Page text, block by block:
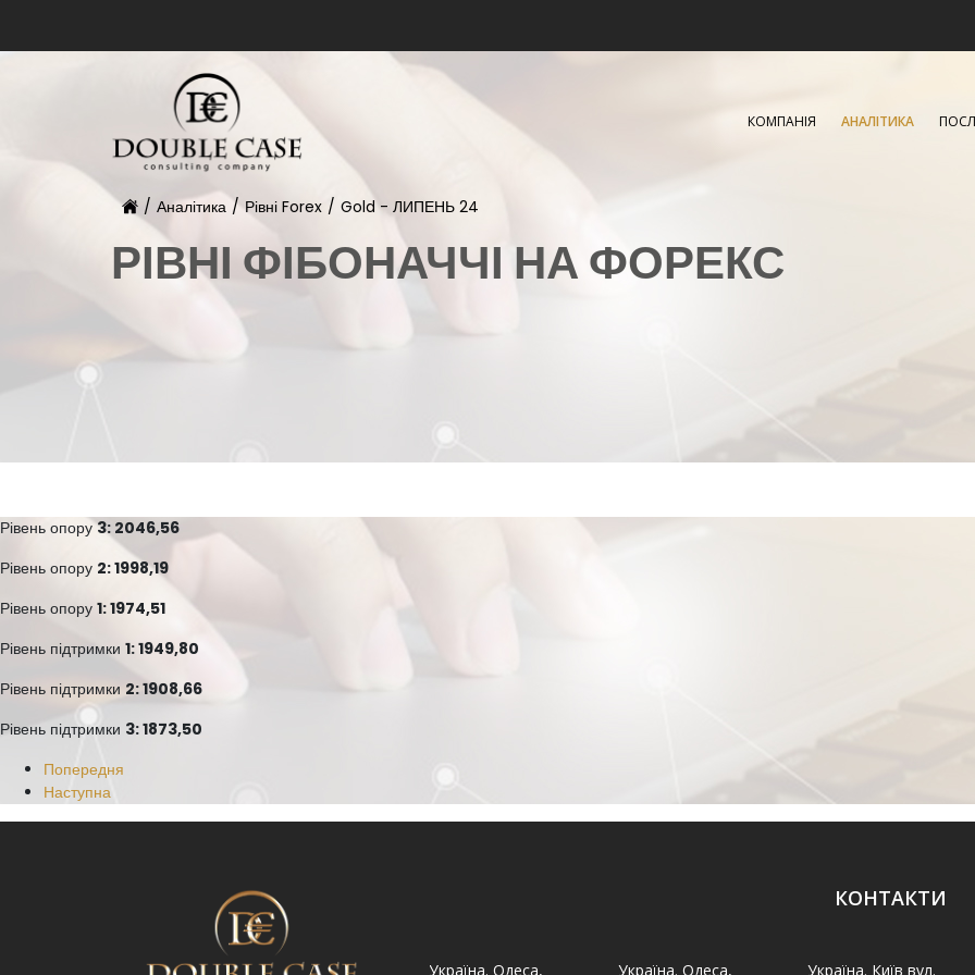
КОМПАНІЯ АНАЛІТИКА
/ Аналітика / Рівні Forex / Gold - ЛИПЕНЬ 24
РІВНІ ФІБОНАЧЧІ НА ФОРЕКС
Рівень опору3: 2046,56
Рівень опору 2: 1998,19
Рівень опору 1: 1974,51
Рівень підтримки 1: 1949,80
Рівень підтримки 2: 1908,66
Рівень підтримки 3: 1873,50
Попередня
Наступна
КОНТАКТИ
Україна. Львів вул. Україна. Львів, просп. Україна. Одеса, Україна. Одеса, Україна. Київ вул.